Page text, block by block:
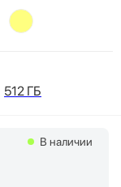
512 ГБ
В наличии